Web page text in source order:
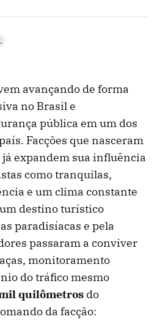
avançando de forma
no Brasil e
pública em um dos
Facções que nasceram
expandem sua influência
como tranquilas,
e um clima constante
destino turístico
paradisíacas e pela
passaram a conviver
monitoramento
do tráfico mesmo
quilômetros do
da facção: